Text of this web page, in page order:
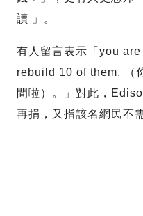
讀 」。
有人留言表示「you
rebuild 10 of them. （
間啦）。」對此，
再捐，又指該名網民不